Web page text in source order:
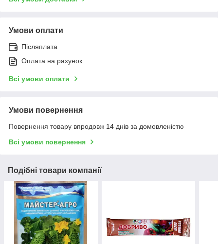
Умови оплати
Післяплата
Оплата на рахунок
Всі умови оплати
Умови повернення
Повернення товару впродовж 14 днів за домовленістю
Всі умови повернення
Подібні товари компанії